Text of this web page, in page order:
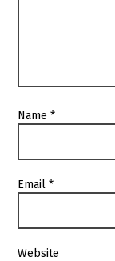
Name*
Email*
Website